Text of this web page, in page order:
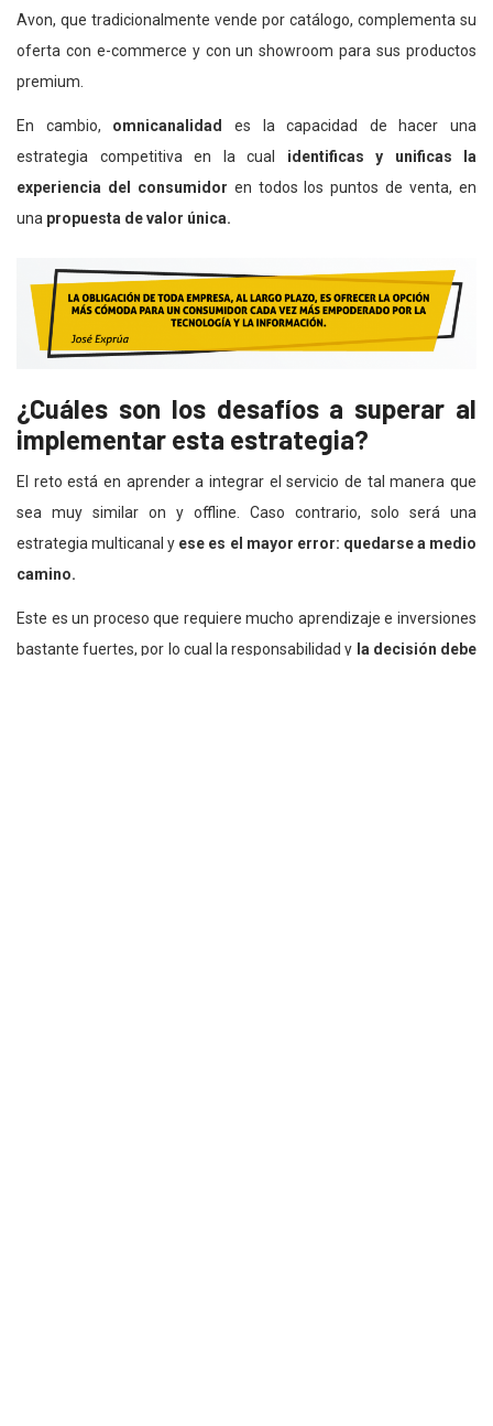
Avon, que tradicionalmente vende por catálogo, complementa su
oferta con e-commerce y con un showroom para sus productos
premium.
En cambio, omnicanalidad
es la capacidad de hacer una
estrategia competitiva en la cual identificas y unificas la
experiencia del consumidor en todos los puntos de venta, en
una propuesta de valor única.
¿Cuáles son los desafíos a superar al
implementar esta estrategia?
El reto está en aprender a integrar el servicio de tal manera que
sea muy similar on y offline. Caso contrario, solo será una
estrategia multicanal y ese es el mayor error: quedarse a medio
camino.
Este es un proceso que requiere mucho aprendizaje e inversiones
bastante fuertes, por lo cual la responsabilidad y la decisión debe